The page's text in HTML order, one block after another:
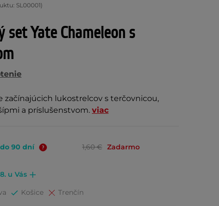
SL00001)
set Yate Chameleon s
začínajúcich lukostrelcov s terčovnicou,
a príslušenstvom. viac
90 dní 1,60 € Zadarmo
u Vás
Košice Trenčín